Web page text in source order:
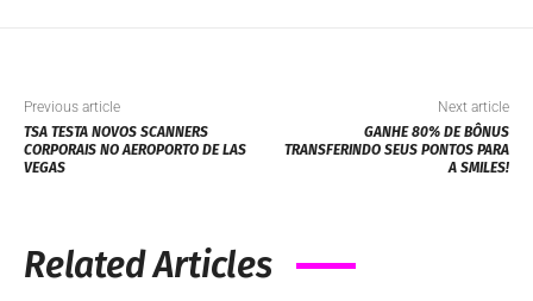
Previous article
TSA TESTA NOVOS SCANNERS
CORPORAIS NO AEROPORTO DE LAS
VEGAS
Next article
GANHE 80% DE BÔNUS
TRANSFERINDO SEUS PONTOS PARA
A SMILES!
Related Articles